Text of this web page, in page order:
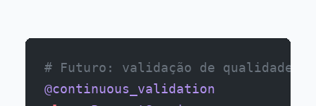
# Futuro: validação de qualidade
@continuous_validation